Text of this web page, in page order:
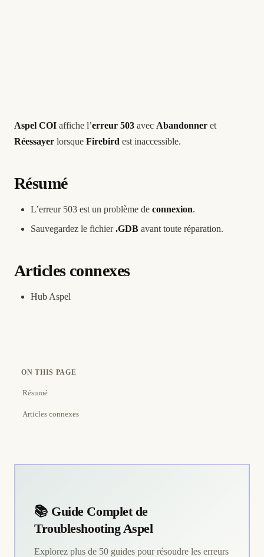
Aspel COI affiche l’erreur 503 avec Abandonner et
Réessayer lorsque Firebird est inaccessible.
Résumé
L’erreur 503 est un problème de connexion.
Sauvegardez le fichier.GDB avant toute réparation.
Articles connexes
Hub Aspel
ON THIS PAGE
Résumé
Articles connexes
📚 Guide Complet de
Troubleshooting Aspel
Explorez plus de 50 guides pour résoudre les erreurs